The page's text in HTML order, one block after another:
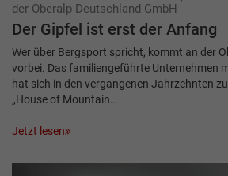
der Oberalp Deutschland GmbH
Der Gipfel ist erst der Anfang
Wer über Bergsport spricht, kommt an der
vorbei. Das familiengeführte Unternehmen
hat sich in den vergangenen Jahrzehnten
„House of Mountain…
Jetzt lesen